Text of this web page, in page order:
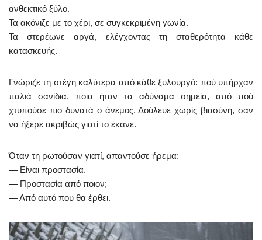
ανθεκτικό ξύλο.
Τα ακόνιζε με το χέρι, σε συγκεκριμένη γωνία.
Τα στερέωνε αργά, ελέγχοντας τη σταθερότητα κάθε
κατασκευής.
Γνώριζε τη στέγη καλύτερα από κάθε ξυλουργό: πού υπήρχαν
παλιά σανίδια, ποια ήταν τα αδύναμα σημεία, από πού
χτυπούσε πιο δυνατά ο άνεμος. Δούλευε χωρίς βιασύνη, σαν
να ήξερε ακριβώς γιατί το έκανε.
Όταν τη ρωτούσαν γιατί, απαντούσε ήρεμα:
— Είναι προστασία.
— Προστασία από ποιον;
— Από αυτό που θα έρθει.